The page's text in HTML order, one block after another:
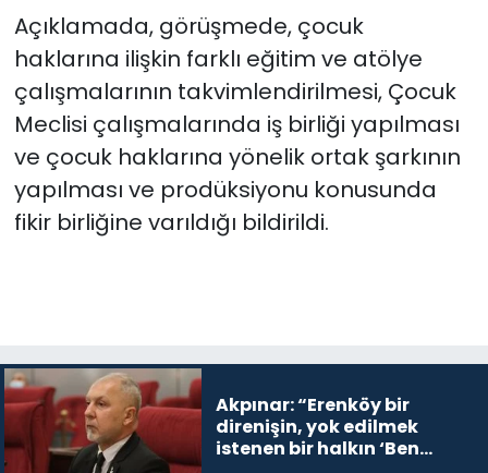
Açıklamada, görüşmede, çocuk
haklarına ilişkin farklı eğitim ve atölye
çalışmalarının takvimlendirilmesi, Çocuk
Meclisi çalışmalarında iş birliği yapılması
ve çocuk haklarına yönelik ortak şarkının
yapılması ve prodüksiyonu konusunda
fikir birliğine varıldığı bildirildi.
Akpınar: “Erenköy bir
direnişin, yok edilmek
istenen bir halkın ‘Ben
Yazarlar